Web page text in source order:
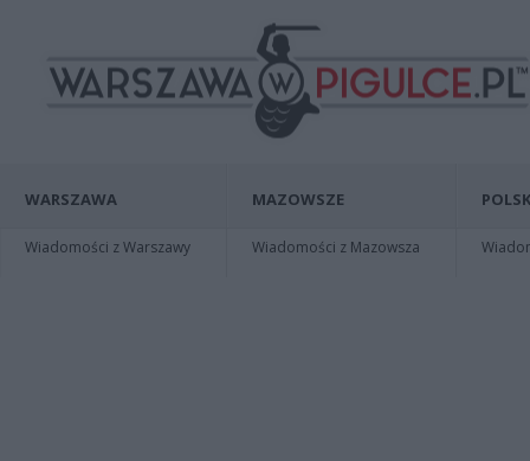
WARSZAWA
Wiadomości z Warszawy
MAZOWSZE
Wiadomości z Mazowsza